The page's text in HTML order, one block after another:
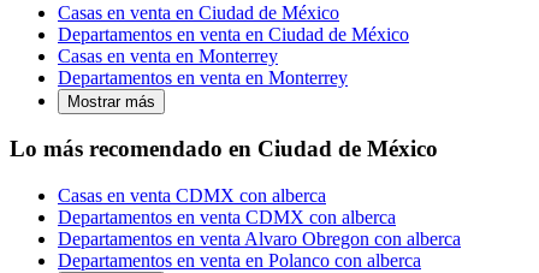
Casas en venta en Ciudad de México
Departamentos en venta en Ciudad de México
Casas en venta en Monterrey
Departamentos en venta en Monterrey
Mostrar más
Lo más recomendado en Ciudad de México
Casas en venta CDMX con alberca
Departamentos en venta CDMX con alberca
Departamentos en venta Alvaro Obregon con alberca
Departamentos en venta en Polanco con alberca